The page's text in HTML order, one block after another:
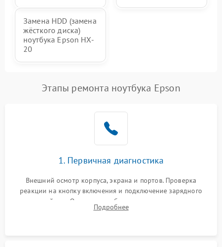
Замена HDD (замена
жёсткого диска)
ноутбука Epson HX-
20
Этапы ремонта ноутбука Epson
1. Первичная диагностика
Внешний осмотр корпуса, экрана и портов. Проверка
реакции на кнопку включения и подключение зарядного
устройства. Оценка потребления тока с помощью
лабораторного блока питания для локализации проблемы.
Подробнее